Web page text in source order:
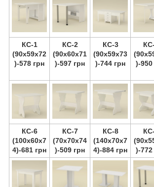
КС-1
(90х59х72
)-578 грн
КС-2
(90х60х71
)-597 грн
КС-3
(90х59х73
)-744 грн
)-950
КС-6
(100х60х7
4)-681 грн
КС-7
(70х70х74
)-509 грн
КС-8
(140х70х7
4)-884 грн
)-772